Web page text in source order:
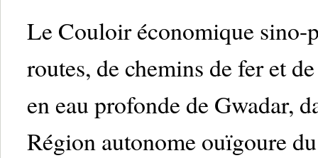
Le Couloir économique sino-
routes, de chemins de fer et
en eau profonde de Gwadar,
Région autonome ouïgoure